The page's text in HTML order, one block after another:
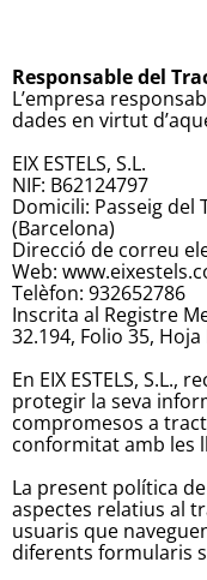
Responsable del
L’empresa
dades en virtut
EIX ESTELS, S.L.
NIF: B62124797
Domicili: Passeig del
(Barcelona)
Direcció de correu
Web:
Telèfon: 932652786
Inscrita al Registre
32.194, Folio 35,
En EIX ESTELS,
protegir la seva
compromesos a
conformitat amb les
La present política
aspectes relatius al
usuaris que
diferents formularis